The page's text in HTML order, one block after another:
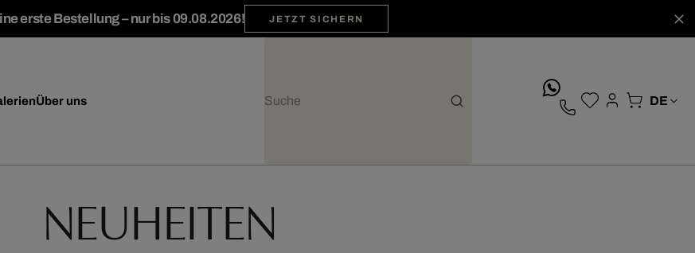
erste Bestellung – nur bis 09.08.2026! JETZT SICHERN
Über uns
NEUHEITEN